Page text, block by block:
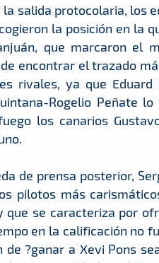
la salida protocolaria, los
la posición en la
que marcaron el
encontrar el trazado
rivales, ya que Eduard
Rogelio Peñate
los canarios
de prensa posterior,
pilotos más
que se caracteriza por
en la calificación no
de ?ganar a Xevi Pons